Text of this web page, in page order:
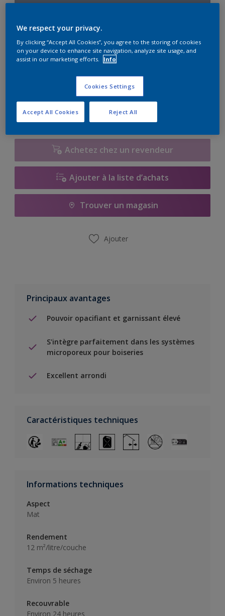
Format
Achetez chez un revendeur
Ajouter à la liste d’achats
Trouver un magasin
Ajouter
Principaux avantages
Pouvoir opacifiant et garnissant élevé
S'intègre parfaitement dans les systèmes
microporeux pour boiseries
Excellent arrondi
Caractéristiques techniques
Informations techniques
Aspect
Mat
Rendement
12 m²/litre/couche
Temps de séchage
Environ 5 heures
Recouvrable
Environ 24 heures
We respect your privacy.
By clicking “Accept All Cookies”, you agree to the storing of cookies
on your device to enhance site navigation, analyze site usage, and
assist in our marketing efforts.
Info
Cookies Settings
Reject All
Accept All Cookies